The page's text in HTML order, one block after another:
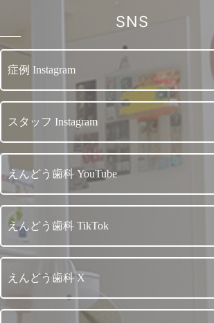
SNS
症例 Instagram
スタッフ Instagram
えんどう歯科 YouTube
えんどう歯科 TikTok
えんどう歯科 X